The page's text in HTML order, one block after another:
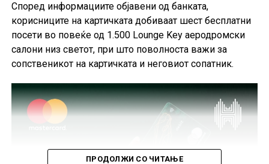
Според информациите објавени од банката,
корисниците на картичката добиваат шест бесплатни
посети во повеќе од 1.500 Lounge Key аеродромски
салони низ светот, при што поволноста важи за
сопственикот на картичката и неговиот сопатник.
ПРОДОЛЖИ СО ЧИТАЊЕ